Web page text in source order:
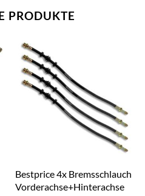
PRODUKTE
Bestprice 4x Bremsschlauch
Vorderachse+Hinterachse